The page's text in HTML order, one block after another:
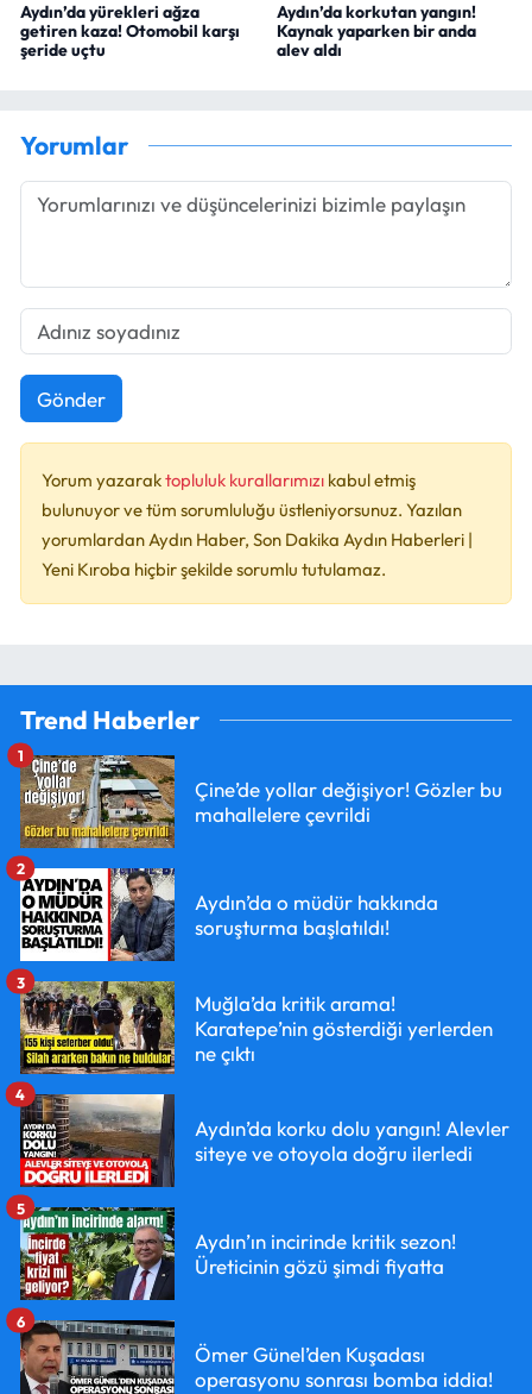
Aydın’da yürekleri ağza
getiren kaza! Otomobil karşı
şeride uçtu
Aydın’da korkutan yangın!
Kaynak yaparken bir anda
alev aldı
Yorumlar
Gönder
Yorum yazaraktopluluk kurallarımızı kabul etmiş
bulunuyor ve tüm sorumluluğu üstleniyorsunuz. Yazılan
yorumlardan Aydın Haber, Son Dakika Aydın Haberleri |
Yeni Kıroba hiçbir şekilde sorumlu tutulamaz.
Trend Haberler
Çine’de yollar değişiyor! Gözler bu
mahallelere çevrildi
1
Aydın’da o müdür hakkında
soruşturma başlatıldı!
2
Muğla’da kritik arama!
Karatepe’nin gösterdiği yerlerden
ne çıktı
3
Aydın’da korku dolu yangın! Alevler
siteye ve otoyola doğru ilerledi
4
Aydın’ın incirinde kritik sezon!
Üreticinin gözü şimdi fiyatta
5
Ömer Günel’den Kuşadası
operasyonu sonrası bomba iddia!
6